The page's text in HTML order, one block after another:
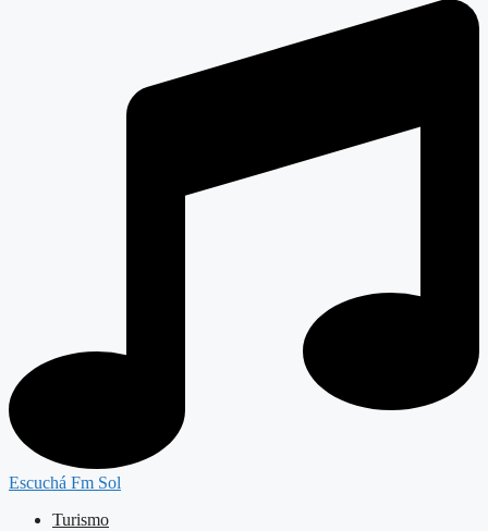
Escuchá Fm Sol
Turismo